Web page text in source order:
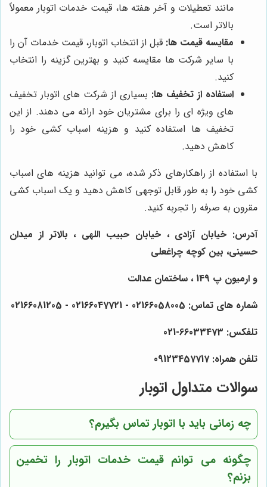
مانند تعطیلات و آخر هفته ها، قیمت خدمات اتوبار معمولاً
بالاتر است.
مقایسه قیمت ها: قبل از انتخاب اتوبار، قیمت خدمات آن را
با سایر شرکت ها مقایسه کنید و بهترین گزینه را انتخاب
کنید.
استفاده از تخفیف ها: بسیاری از شرکت های اتوبار تخفیف
های ویژه ای را برای مشتریان خود ارائه می دهند. از این
تخفیف ها استفاده کنید و هزینه اسباب کشی خود را
کاهش دهید.
با استفاده از راهکارهای ذکر شده، می توانید هزینه های اسباب
کشی خود را به طور قابل توجهی کاهش دهید و یک اسباب کشی
مقرون به صرفه را تجربه کنید.
آدرس: خیابان آزادی ، خیابان حبیب اللهی ، بالاتر از میدان
حسینی، بین کوچه چراغعلی
و ارمیون پ 149 ، ساختمان عدالت
شماره های تماس: 02166058005 - 02166047721 - 02166081205
تلفکس: 66033473-021
تلفن همراه: 09123457717
سوالات متداول اتوبار
چه زمانی باید با اتوبار تماس بگیرم؟
چگونه می توانم قیمت خدمات اتوبار را تخمین
بزنم؟